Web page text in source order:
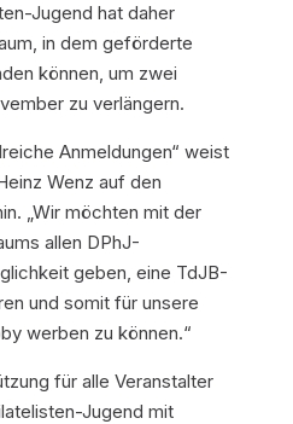
Jugend hat daher
in dem geförderte
können, um zwei
zu verlängern.
Anmeldungen“ weist
Wenz auf den
„Wir möchten mit der
allen DPhJ-
geben, eine TdJB-
und somit für unsere
werben zu können.“
für alle Veranstalter
Jugend mit